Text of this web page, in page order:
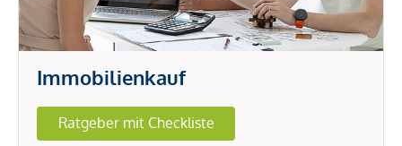
Immobilienkauf
Ratgeber mit Checkliste